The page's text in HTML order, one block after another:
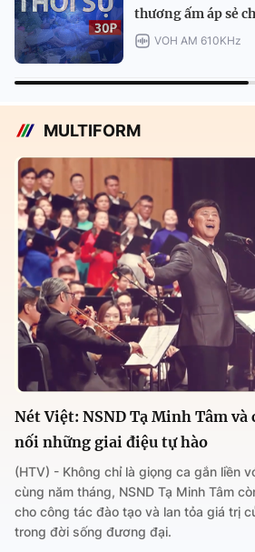
thương ấm áp sẻ
VOH AM 610KHz
MULTIFORM
Nét Việt: NSND Tạ Minh Tâm và
nối những giai điệu tự hào
(HTV) - Không chỉ là giọng ca gắn liền
cùng năm tháng, NSND Tạ Minh Tâm
cho công tác đào tạo và lan tỏa giá trị
trong đời sống đương đại.